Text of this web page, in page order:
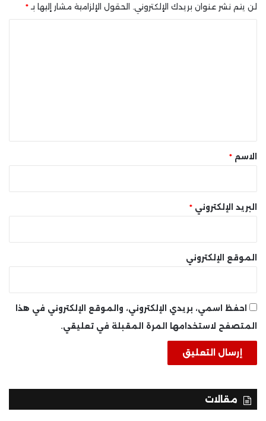
لن يتم نشر عنوان بريدك الإلكتروني. الحقول الإلزامية مشار إليها بـ *
* الاسم *
البريد الإلكتروني *
الموقع الإلكتروني
احفظ اسمي، بريدي الإلكتروني، والموقع الإلكتروني في هذا
المتصفح لاستخدامها المرة المقبلة في تعليقي.
مقالات